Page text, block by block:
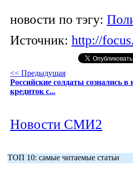
новости по тэгу:
Источник: http://
<< Предыдущая
Российские солдаты сознались в
кредиток с...
Новости СМИ2
ТОП 10: самые читаемые статьи